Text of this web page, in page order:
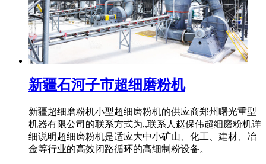
新疆石河子市超细磨粉机
新疆超细磨粉机小型超细磨粉机的供应商郑州曙光重型
机器有限公司的联系方式为,,联系人赵保伟超细磨粉机详
细说明超细磨粉机是适应大中小矿山、化工、建材、冶
金等行业的高效闭路循环的髙细制粉设备。